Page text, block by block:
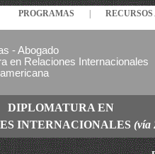
PROGRAMAS
Abogado
Relaciones Internacionales
DIPLOMATURA EN
INTERNACIONALES (vía